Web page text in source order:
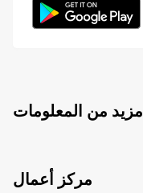
مزيد من المعلومات
مركز أعمال